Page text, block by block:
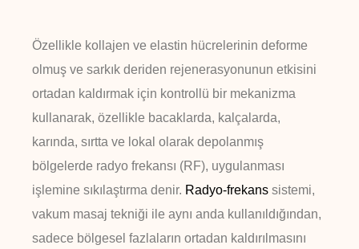
Özellikle kollajen ve elastin hücrelerinin deforme
olmuş ve sarkık deriden rejenerasyonunun etkisini
ortadan kaldırmak için kontrollü bir mekanizma
kullanarak, özellikle bacaklarda, kalçalarda,
karında, sırtta ve lokal olarak depolanmış
bölgelerde radyo frekansı (RF), uygulanması
işlemine sıkılaştırma denir. Radyo-frekans sistemi,
vakum masaj tekniği ile aynı anda kullanıldığından,
sadece bölgesel fazlaların ortadan kaldırılmasını